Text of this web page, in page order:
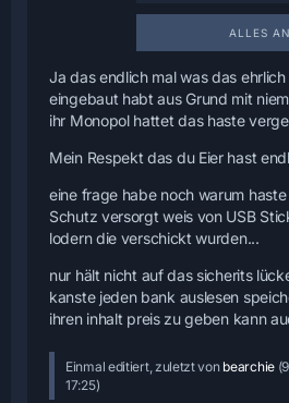
https://
ammiergeraete
Die Atmel-Software
Datenbanken ist
außerdem
die DB öffnet, im
und den Chip neu
beschreiben wenn
wieder in Betrieb
Stephan
ALLES
Ja das endlich mal was das
eingebaut habt aus Grund mit
ihr Monopol hattet das haste
Mein Respekt das du Eier hast
eine frage habe noch warum
Schutz versorgt weis von USB
lodern die verschickt wurden...
nur hält nicht auf das sicherits
kanste jeden bank auslesen
ihren inhalt preis zu geben kann
Einmal editiert, zuletzt von bearchie(
17:25)